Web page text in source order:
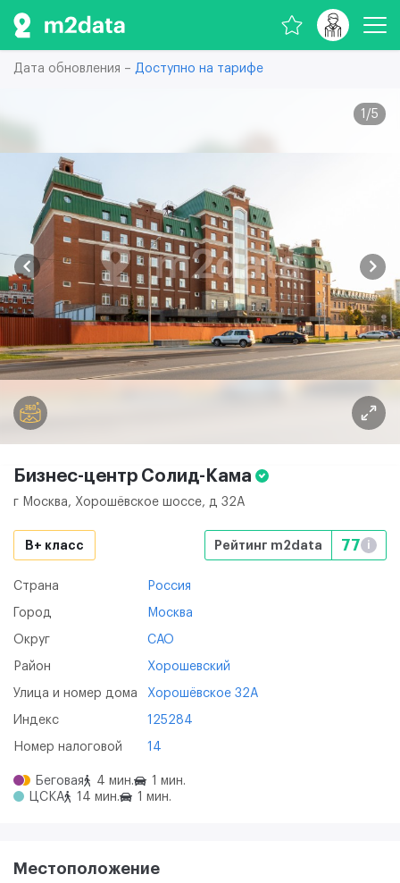
Дата обновления – Доступно на тарифе
1 /5
Бизнес-центр Солид-Кама
г Москва, Хорошёвское шоссе, д 32А
B+ класс Рейтинг m2data 77 i
Страна Россия
Город Москва
Округ САО
Район Хорошевский
Улица и номер дома Хорошёвское 32А
Индекс 125284
Номер налоговой 14
Беговая 4 мин.
1 мин.
ЦСКА
14 мин. 1 мин.
Местоположение